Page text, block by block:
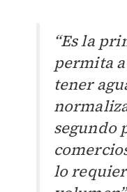
“Es la
permita
tener
segundo
lo